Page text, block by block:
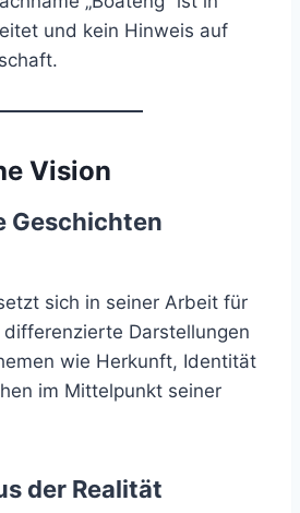
und kein Hinweis auf
Vision
Geschichten
sich in seiner Arbeit für
Darstellungen
wie Herkunft, Identität
im Mittelpunkt seiner
der Realität